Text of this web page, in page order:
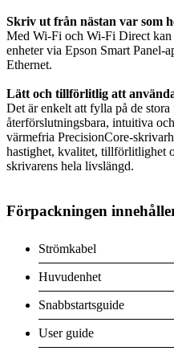
Skriv ut från nästan var som
Med Wi-Fi och Wi-Fi Direct kan
enheter via Epson Smart Panel-
Ethernet.
Lätt och tillförlitlig att
Det är enkelt att fylla på de
återförslutningsbara, intuitiva
värmefria PrecisionCore-
hastighet, kvalitet, tillförlitlighet
skrivarens hela livslängd.
Förpackningen
Strömkabel
Huvudenhet
Snabbstartsguide
User guide